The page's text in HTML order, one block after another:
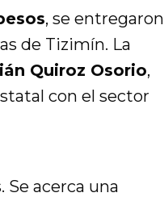
, se entregaron
de Tizimín. La
Quiroz Osorio,
con el sector
Se acerca una